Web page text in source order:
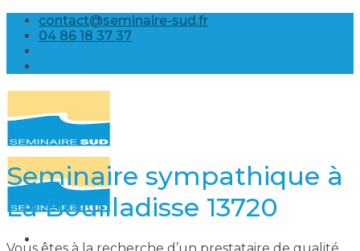
Skip
content
contact@seminaire-sud.fr
04 86 18 37 37
Seminaire sympathique à
La Bouilladisse 13720